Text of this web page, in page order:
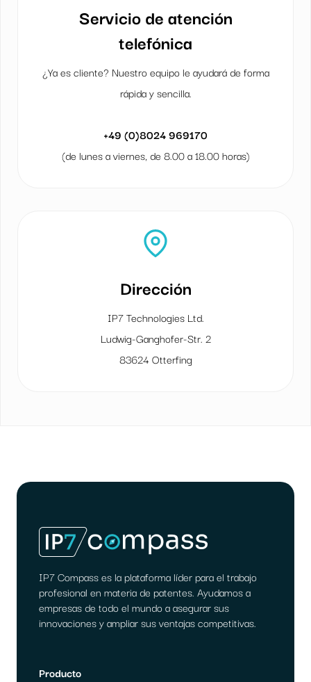
Servicio de atención
telefónica
¿Ya es cliente? Nuestro equipo le ayudará de forma
rápida y sencilla.
+49 (0)8024 969170
(de lunes a viernes, de 8.00 a 18.00 horas)
Dirección
IP7 Technologies Ltd.
Ludwig-Ganghofer-Str. 2
83624 Otterfing
IP7 Compass es la plataforma líder para el trabajo
profesional en materia de patentes. Ayudamos a
empresas de todo el mundo a asegurar sus
innovaciones y ampliar sus ventajas competitivas.
Producto